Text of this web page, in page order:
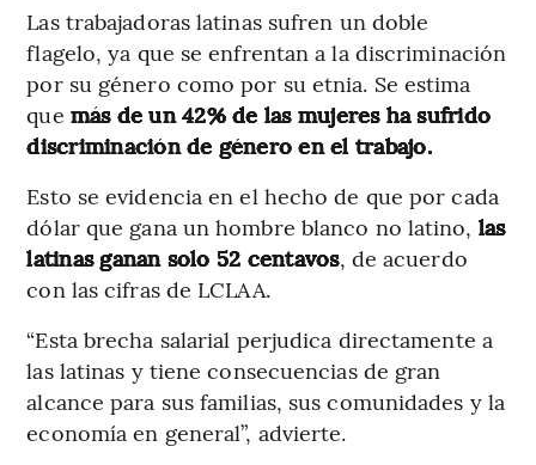
Las trabajadoras latinas sufren un doble
flagelo, ya que se enfrentan a la discriminación
por su género como por su etnia. Se estima
que más de un 42% de las mujeres ha sufrido
discriminación de género en el trabajo.
Esto se evidencia en el hecho de que por cada
dólar que gana un hombre blanco no latino, las
latinas ganan solo 52 centavos, de acuerdo
con las cifras de LCLAA.
“Esta brecha salarial perjudica directamente a
las latinas y tiene consecuencias de gran
alcance para sus familias, sus comunidades y la
economía en general”, advierte.